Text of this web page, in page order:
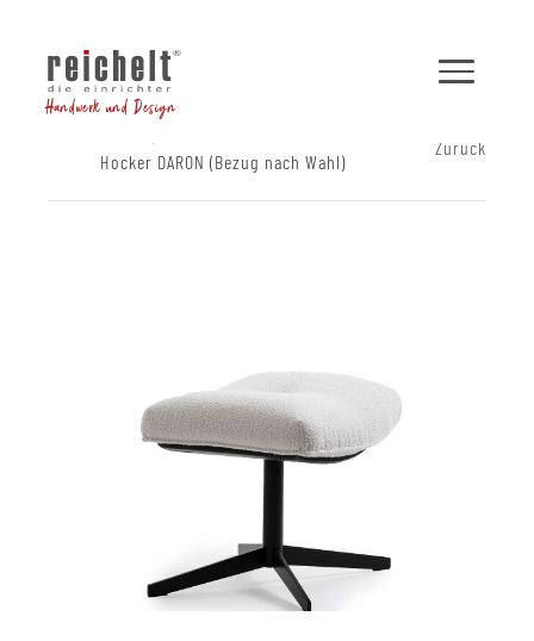
Handwerk und Design
Hocker DARON (Bezug nach Wahl)
Zurück